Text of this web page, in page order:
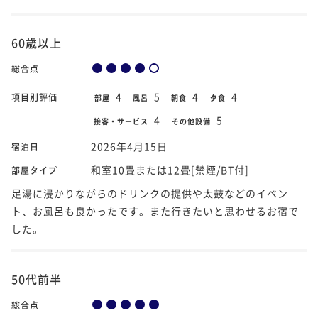
60歳以上
総合点
項目別評価 部屋 4 風呂 5 朝食 4 夕食 4
接客・サービス 4 その他設備 5
宿泊日 2026年4月15日
部屋タイプ
和室10畳または12畳[禁煙/BT付]
足湯に浸かりながらのドリンクの提供や太鼓などのイベン
ト、お風呂も良かったです。また行きたいと思わせるお宿で
した。
50代前半
総合点